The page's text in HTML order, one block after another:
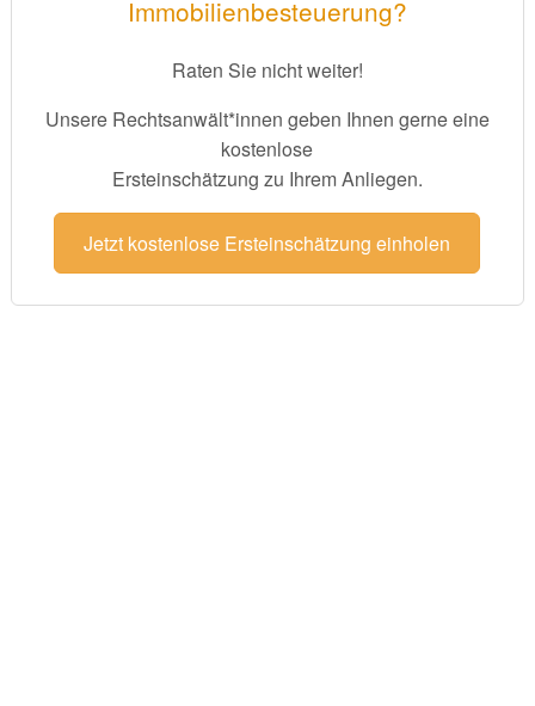
Immobilienbesteuerung?
Raten Sie nicht weiter!
Unsere Rechtsanwält*innen geben Ihnen gerne eine
kostenlose
Ersteinschätzung zu Ihrem Anliegen.
Jetzt kostenlose Ersteinschätzung einholen